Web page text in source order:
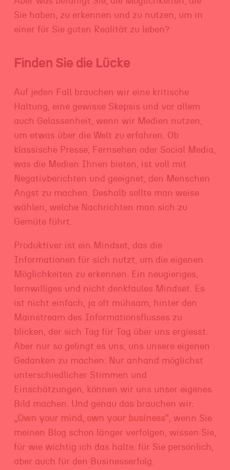
Sie haben, zu erkennen und zu nutzen, um in
einer für Sie guten Realität zu leben?
Finden Sie die Lücke
Auf jeden Fall brauchen wir eine kritische
Haltung, eine gewisse Skepsis und vor allem
auch Gelassenheit, wenn wir Medien nutzen,
um etwas über die Welt zu erfahren. Ob
klassische Presse, Fernsehen oder Social Media,
was die Medien Ihnen bieten, ist voll mit
Negativberichten und geeignet, den Menschen
Angst zu machen. Deshalb sollte man weise
wählen, welche Nachrichten man sich zu
Gemüte führt.
Produktiver ist ein Mindset, das die
Informationen für sich nutzt, um die eigenen
Möglichkeiten zu erkennen. Ein neugieriges,
lernwilliges und nicht denkfaules Mindset. Es
ist nicht einfach, ja oft mühsam, hinter den
Mainstream des Informationsflusses zu
blicken, der sich Tag für Tag über uns ergiesst.
Aber nur so gelingt es uns, uns unsere eigenen
Gedanken zu machen. Nur anhand möglichst
unterschiedlicher Stimmen und
Einschätzungen, können wir uns unser eigenes
Bild machen. Und genau das brauchen wir:
„Own your mind, own your business“ , wenn Sie
meinen Blog schon länger verfolgen, wissen Sie,
für wie wichtig ich das halte: für Sie persönlich,
aber auch für den Businesserfolg.